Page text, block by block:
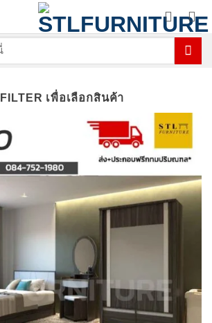
FILTER เพื่อเลือกสินค้า